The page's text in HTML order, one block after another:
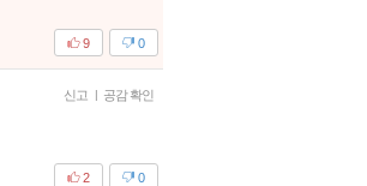
0
9
신고 | 공감 확인
0
2